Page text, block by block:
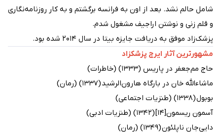
شامل حالم نشد. بعد از اون به فرانسه برگشتم و به کار روزنامه‌نگاری
و قلم زنی و نوشتن اراجیف مشغول شدم.
پزشک‌زاد موفق به دریافت جایزه بیتا در سال ۲۰۱۴ شده بود.
مشهورترین آثار ایرج پزشکزاد
حاج مم‌جعفر در پاریس (۱۳۳۳) (خاطرات)
ماشاءالله خان در بارگاه هارون‌الرشید (۱۳۳۷) (رمان)
بوبول (۱۳۳۸) (طنزیات اجتماعی)
آسمون ریسمون[۱۴] (۱۳۴۲) (طنزیات ادبی)
دایی‌جان ناپلئون (۱۳۴۹) (رمان)